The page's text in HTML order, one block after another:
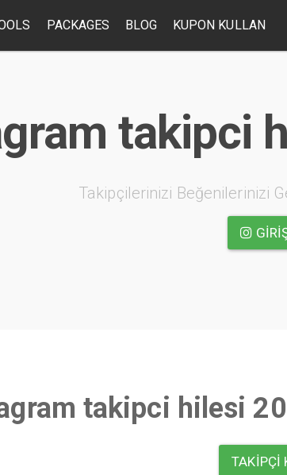
PACKAGES BLOG KUPON KULLAN
takipci
Takipçilerinizi Beğenilerinizi
takipci hilesi
TAKIPÇI